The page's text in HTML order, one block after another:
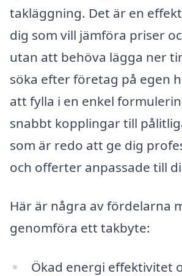
takläggning. Det är en
dig som vill jämföra priser
utan att behöva lägga ner
söka efter företag på egen
att fylla i en enkel
snabbt kopplingar till
som är redo att ge dig
och offerter anpassade till
Här är några av fördelarna
genomföra ett takbyte:
Ökad energi effektivitet